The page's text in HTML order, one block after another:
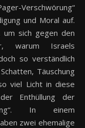
Verschwörung“
und Moral auf.
sich gegen den
warum Israels
so verständlich
Täuschung
viel Licht in diese
Enthüllung der
In einem
zwei ehemalige